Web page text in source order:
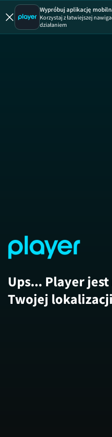
Wypróbuj aplikację
Korzystaj z łatwiejszej
działaniem
Ups... Player
Twojej lokalizacji